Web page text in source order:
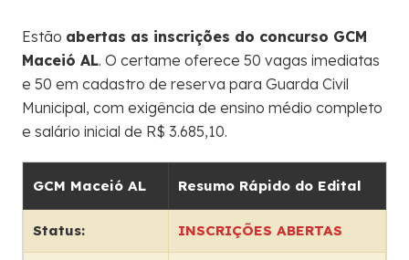
Estão abertas as inscrições do concurso GCM
Maceió AL. O certame oferece 50 vagas imediatas
e 50 em cadastro de reserva para Guarda Civil
Municipal, com exigência de ensino médio completo
e salário inicial de R$ 3.685,10.
GCM Maceió AL Resumo Rápido do Edital
Status: INSCRIÇÕES ABERTAS